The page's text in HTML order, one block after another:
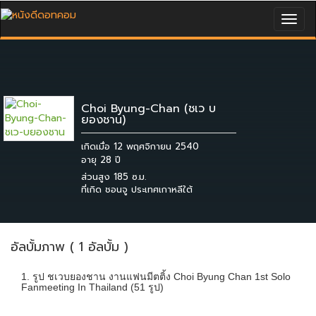
Choi Byung-Chan (ชเว บ
ยองชาน)
เกิดเมื่อ 12 พฤศจิกายน 2540
ส่วนสูง 185 ซ.ม.
ที่เกิด ชอนจู ประเทศเกาหลีใต้
อัลบั้มภาพ ( 1 อัลบั้ม )
1. รูป ชเวบยองชาน งานแฟนมีตติ้ง Choi Byung Chan 1st Solo
Fanmeeting In Thailand (51 รูป)